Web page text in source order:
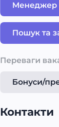
Менеджер
Пошук та
Переваги
Бонуси/
Контакти